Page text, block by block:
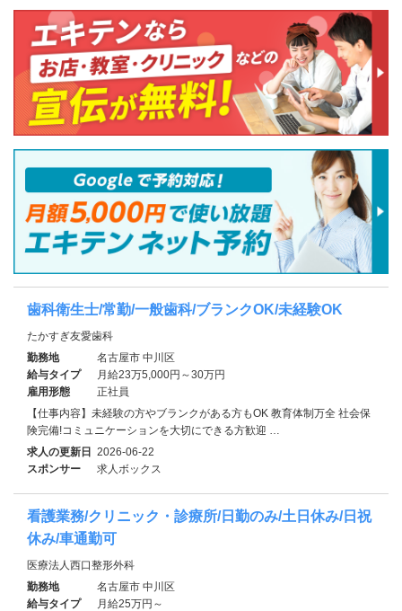
歯科衛生士/常勤/一般歯科/ブランクOK/未経験OK
たかすぎ友愛歯科
勤務地
名古屋市 中川区
給与タイプ
月給23万5,000円～30万円
雇用形態
正社員
【仕事内容】未経験の方やブランクがある方もOK 教育体制万全 社会保
険完備!コミュニケーションを大切にできる方歓迎 …
求人の更新日
2026-06-22
スポンサー
求人ボックス
看護業務/クリニック・診療所/日勤のみ/土日休み/日祝
休み/車通勤可
医療法人西口整形外科
勤務地
名古屋市 中川区
給与タイプ
月給25万円～